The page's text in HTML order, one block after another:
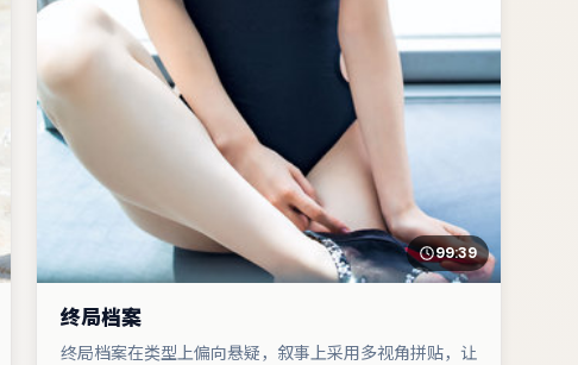
99:39
终局档案
终局档案在类型上偏向悬疑，叙事上采用多视角拼贴，让